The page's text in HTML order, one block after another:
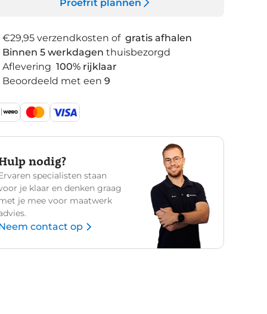
Proefrit plannen
€29,95 verzendkosten of gratis afhalen
Binnen 5 werkdagen thuisbezorgd
Aflevering 100% rijklaar
Beoordeeld met een 9
nodig?
specialisten staan
je klaar en denken graag
je mee voor maatwerk
contact op